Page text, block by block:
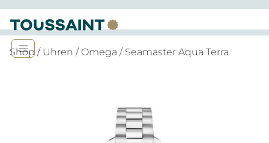
Shop / Uhren / Omega / Seamaster Aqua Terra